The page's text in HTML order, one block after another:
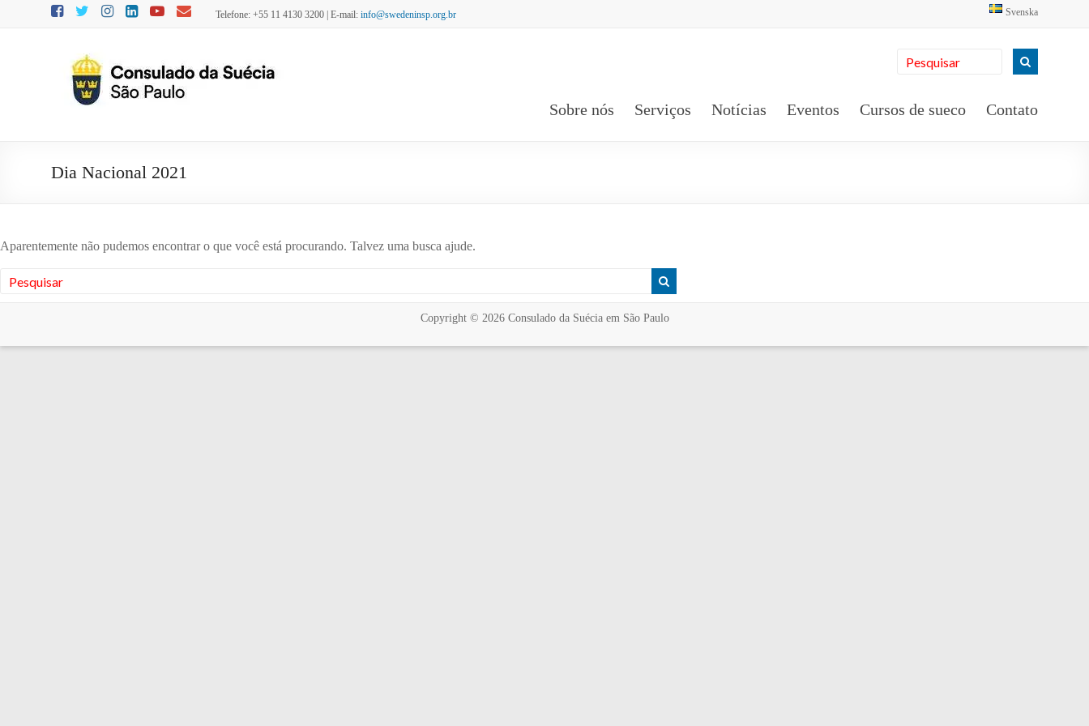
Telefone: +55 11 4130 3200 | E-mail: info@swedeninsp.org.br Svenska
Consulado
da Suécia
Sobre nós Serviços Notícias Eventos Cursos de sueco Contato
Dia Nacional 2021
Aparentemente não pudemos encontrar o que você está procurando. Talvez uma busca ajude.
Copyright © 2026 Consulado da Suécia em São Paulo